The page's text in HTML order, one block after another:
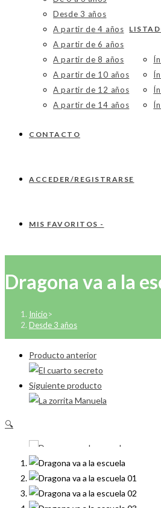
Desde 3 años
A partir de 4 años
A partir de 6 años
A partir de 8 años
A partir de 10 años
A partir de 12 años
A partir de 14 años
CONTACTO
ACCEDER/REGISTRARSE
MIS FAVORITOS -
Dragona va a la
Inicio>
Desde 3 años
Producto anterior
Siguiente producto
🔍